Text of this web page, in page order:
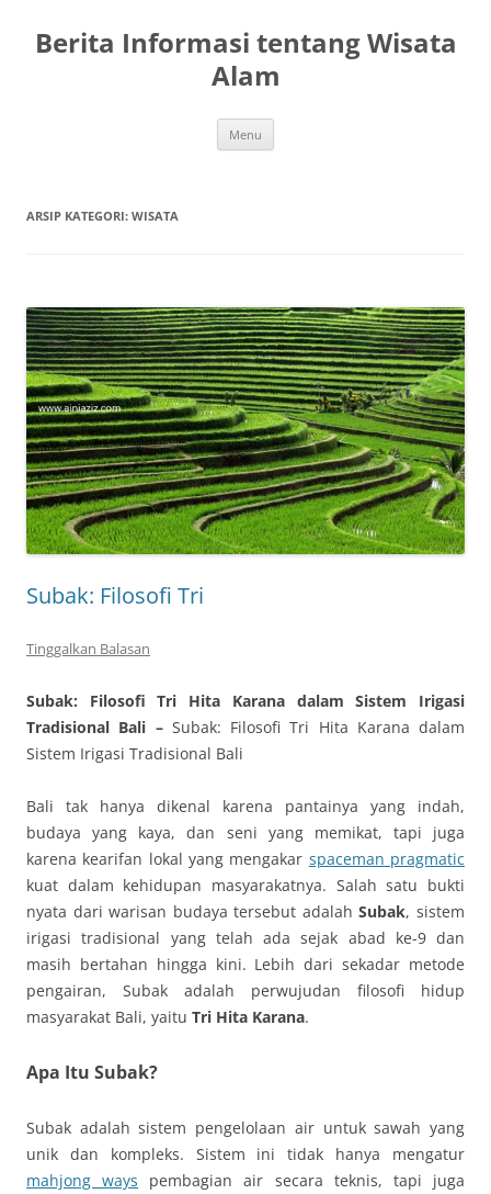
Berita Informasi tentang Wisata
Alam
Menu
ARSIP KATEGORI: WISATA
Subak: Filosofi Tri
Tinggalkan Balasan
Subak: Filosofi Tri Hita Karana dalam Sistem Irigasi
Tradisional Bali – Subak: Filosofi Tri Hita Karana dalam
Sistem Irigasi Tradisional Bali
Bali tak hanya dikenal karena pantainya yang indah,
budaya yang kaya, dan seni yang memikat, tapi juga
karena kearifan lokal yang mengakar spaceman pragmatic
kuat dalam kehidupan masyarakatnya. Salah satu bukti
nyata dari warisan budaya tersebut adalahSubak, sistem
irigasi tradisional yang telah ada sejak abad ke-9 dan
masih bertahan hingga kini. Lebih dari sekadar metode
pengairan, Subak adalah perwujudan filosofi hidup
masyarakat Bali, yaitu Tri Hita Karana.
Apa Itu Subak?
Subak adalah sistem pengelolaan air untuk sawah yang
unik dan kompleks. Sistem ini tidak hanya mengatur
mahjong ways pembagian air secara teknis, tapi juga